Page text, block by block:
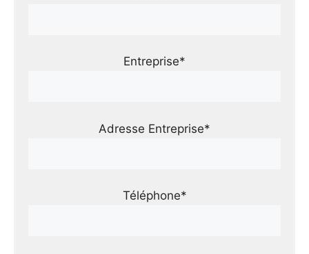
Entreprise*
Adresse Entreprise*
Téléphone*